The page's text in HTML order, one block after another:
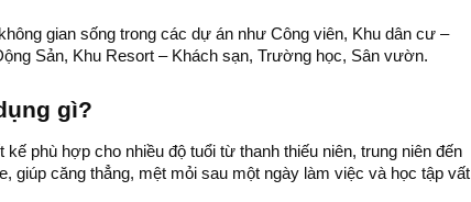
gian sống trong các dự án như Công viên, Khu dân cư –
Sản, Khu Resort – Khách sạn, Trường học, Sân vườn.
gì?
phù hợp cho nhiều độ tuổi từ thanh thiếu niên, trung niên đến
căng thẳng, mệt mỏi sau một ngày làm việc và học tập vất